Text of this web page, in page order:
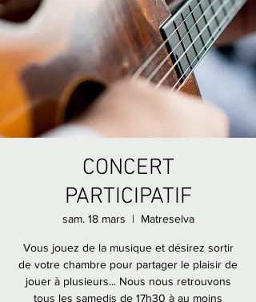
CONCERT
PARTICIPATIF
sam. 18 mars
  |
Matreselva
Vous jouez de la musique et désirez sortir
de votre chambre pour partager le plaisir de
jouer à plusieurs... Nous nous retrouvons
tous les samedis de 17h30 à au moins